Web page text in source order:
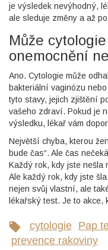
je výsledek nevýhodný,
ale sleduje změny a až
Může
onemocnění
Ano. Cytologie může
bakteriální vaginózu
tyto stavy, jejich zjištění
vašeho zdraví. Pokud je
výsledku, lékař vám
Největší chyba, kterou
bude čas“. Ale čas
Každý rok, kdy jste nešla
Ale každý rok, kdy jste
nejen svůj vlastní, ale
lékařský test. Je to akce,
cytologie Pap
prevence rakoviny